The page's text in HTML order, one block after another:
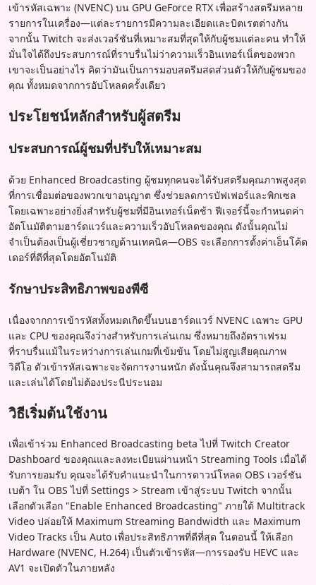
เข้ารหัสเฉพาะ (NVENC) บน GPU GeForce RTX เพื่อสร้างสตรีมหลาย
รายการในเครื่อง—แต่ละรายการมีความละเอียดและบิตเรตต่างกัน
จากนั้น Twitch จะส่งเวอร์ชันที่เหมาะสมที่สุดให้กับผู้ชมแต่ละคน ทำให้
มั่นใจได้ถึงประสบการณ์ที่ราบรื่นไม่ว่าความเร็วอินเทอร์เน็ตของพวก
เขาจะเป็นอย่างไร คิดว่ามันเป็นการมอบสตรีมสดส่วนตัวให้กับผู้ชมของ
คุณ ทั้งหมดจากการอัปโหลดครั้งเดียว
ประโยชน์หลักสำหรับผู้สตรีม
ประสบการณ์ผู้ชมที่ปรับให้เหมาะสม
ด้วย Enhanced Broadcasting ผู้ชมทุกคนจะได้รับสตรีมคุณภาพสูงสุด
ที่การเชื่อมต่อของพวกเขาอนุญาต ซึ่งช่วยลดการบัฟเฟอร์และพิกเซล
โดยเฉพาะอย่างยิ่งสำหรับผู้ชมที่มีอินเทอร์เน็ตช้า ฟีเจอร์นี้จะกำหนดค่า
อัตโนมัติตามฮาร์ดแวร์และความเร็วอัปโหลดของคุณ ดังนั้นคุณไม่
จำเป็นต้องเป็นผู้เชี่ยวชาญด้านเทคนิค—OBS จะเลือกการตั้งค่าเอ็นโค้ด
เดอร์ที่ดีที่สุดโดยอัตโนมัติ
รักษาประสิทธิภาพของพีซี
เนื่องจากการเข้ารหัสทั้งหมดเกิดขึ้นบนฮาร์ดแวร์ NVENC เฉพาะ GPU
และ CPU ของคุณจึงว่างสำหรับการเล่นเกม ซึ่งหมายถึงอัตราเฟรม
ที่ราบรื่นแม้ในระหว่างการเล่นเกมที่เข้มข้น โดยไม่สูญเสียคุณภาพ
วิดีโอ ตัวเข้ารหัสเฉพาะจะจัดการงานหนัก ดังนั้นคุณจึงสามารถสตรีม
และเล่นได้โดยไม่ต้องประนีประนอม
วิธีเริ่มต้นใช้งาน
เพื่อเข้าร่วม Enhanced Broadcasting beta ไปที่ Twitch Creator
Dashboard ของคุณและลงทะเบียนผ่านหน้า Streaming Tools เมื่อได้
รับการยอมรับ คุณจะได้รับคำแนะนำในการดาวน์โหลด OBS เวอร์ชัน
เบต้า ใน OBS ไปที่ Settings > Stream เข้าสู่ระบบ Twitch จากนั้น
เลือกตัวเลือก "Enable Enhanced Broadcasting" ภายใต้ Multitrack
Video ปล่อยให้ Maximum Streaming Bandwidth และ Maximum
Video Tracks เป็น Auto เพื่อประสิทธิภาพที่ดีที่สุด ในตอนนี้ ให้เลือก
Hardware (NVENC, H.264) เป็นตัวเข้ารหัส—การรองรับ HEVC และ
AV1 จะเปิดตัวในภายหลัง